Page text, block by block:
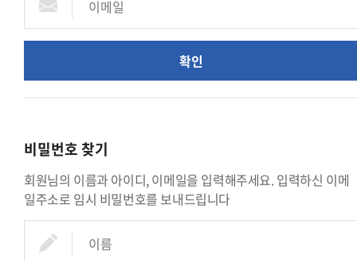
확인
비밀번호 찾기
회원님의 이름과 아이디, 이메일을 입력해주세요. 입력하신 이메
일주소로 임시 비밀번호를 보내드립니다